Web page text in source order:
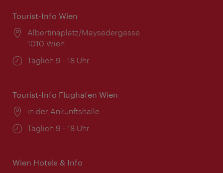
Tourist-Info Wien
Ort:
Albertinaplatz/Maysedergasse
1010 Wien
Öffnungszeiten:
Täglich 9 - 18 Uhr
Tourist-Info Flughafen Wien
Ort:
in der Ankunftshalle
Öffnungszeiten:
Täglich 9 - 18 Uhr
Wien Hotels & Info